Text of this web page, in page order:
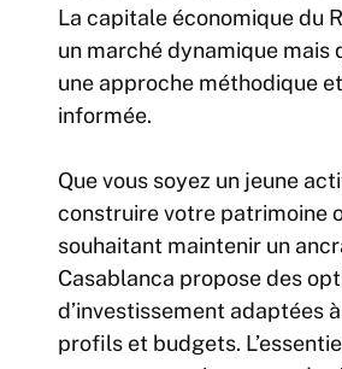
La capitale économique du
un marché dynamique mais
une approche méthodique
informée.
Que vous soyez un jeune
construire votre patrimoine
souhaitant maintenir un
Casablanca propose des
d’investissement adaptées
profils et budgets.